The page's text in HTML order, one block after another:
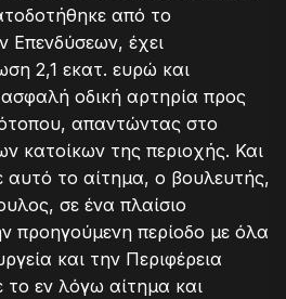
από το
έχει
2,1 εκατ. ευρώ και
οδική αρτηρία προς
απαντώντας στο
κατοίκων της περιοχής. Και
αυτό το αίτημα, ο βουλευτής,
σε ένα πλαίσιο
προηγούμενη περίοδο με όλα
και την Περιφέρεια
εν λόγω αίτημα και